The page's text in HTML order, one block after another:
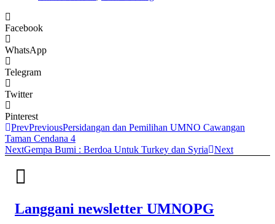
Facebook
WhatsApp
Telegram
Twitter
Pinterest
PrevPreviousPersidangan dan Pemilihan UMNO Cawangan
Taman Cendana 4
NextGempa Bumi : Berdoa Untuk Turkey dan Syria Next
Langgani newsletter UMNOPG